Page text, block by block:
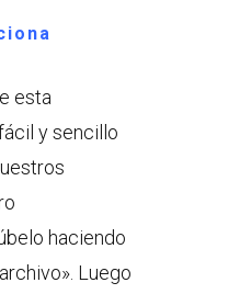
esta
y sencillo
haciendo
Luego